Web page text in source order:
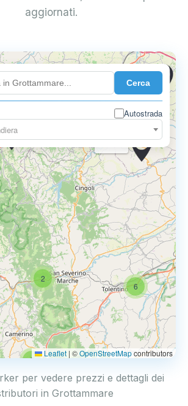
aggiornati.
Cerca
Autostrada
2
2
6
0.749 €
€
0.799 €
Leaflet | ©OpenStreetMapcontributors
per vedere prezzi e dettagli dei
in Grottammare